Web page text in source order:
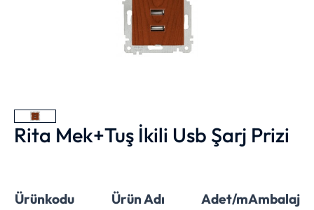
Rita Mek+Tuş İkili Usb Şarj Prizi
Ürünkodu Ürün Adı Adet/mAmbalaj